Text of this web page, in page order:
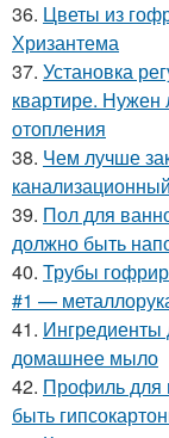
36. Цветы из
Хризантема
37. Установка
квартире. Нужен
отопления
38. Чем лучше
39. Пол для
должно быть
40. Трубы
#1 —
41. Ингредиенты
домашнее мыло
42. Профиль для
быть